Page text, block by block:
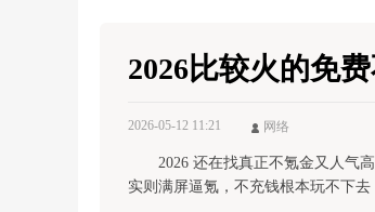
2026比较火的免
2026-05-12 11:21 网络
2026 还在找真正不氪金又人气
实则满屏逼氪，不充钱根本玩不下